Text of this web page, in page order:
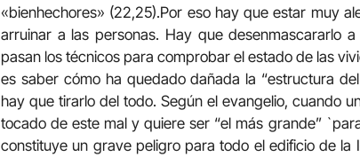
«bienhechores» (22,25).Por eso hay que estar muy
arruinar a las personas. Hay que desenmascararlo
pasan los técnicos para comprobar el estado de las
es saber cómo ha quedado dañada la “estructura
hay que tirarlo del todo. Según el evangelio, cuando
tocado de este mal y quiere ser “el más grande”
constituye un grave peligro para todo el edificio de la